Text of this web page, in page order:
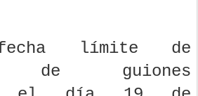
límite de
de guiones